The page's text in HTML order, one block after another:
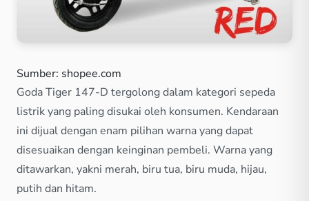
Sumber: shopee.com
Goda Tiger 147-D tergolong dalam kategori sepeda
listrik yang paling disukai oleh konsumen. Kendaraan
ini dijual dengan enam pilihan warna yang dapat
disesuaikan dengan keinginan pembeli. Warna yang
ditawarkan, yakni merah, biru tua, biru muda, hijau,
putih dan hitam.